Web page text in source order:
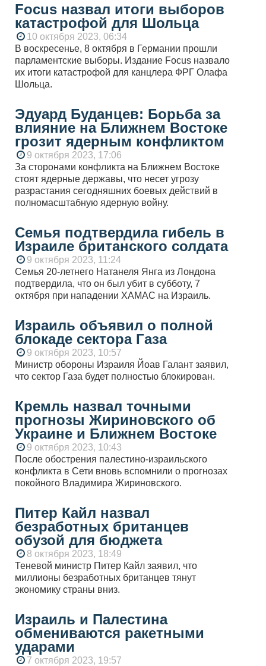
Focus назвал итоги выборов
катастрофой для Шольца
10 октября 2023, 06:34
В воскресенье, 8 октября в Германии прошли
парламентские выборы. Издание Focus назвало
их итоги катастрофой для канцлера ФРГ Олафа
Шольца.
Эдуард Буданцев: Борьба за
влияние на Ближнем Востоке
грозит ядерным конфликтом
9 октября 2023, 17:06
За сторонами конфликта на Ближнем Востоке
стоят ядерные державы, что несет угрозу
разрастания сегодняшних боевых действий в
полномасштабную ядерную войну.
Семья подтвердила гибель в
Израиле британского солдата
9 октября 2023, 11:24
Семья 20-летнего Натанеля Янга из Лондона
подтвердила, что он был убит в субботу, 7
октября при нападении ХАМАС на Израиль.
Израиль объявил о полной
блокаде сектора Газа
9 октября 2023, 10:57
Министр обороны Израиля Йоав Галант заявил,
что сектор Газа будет полностью блокирован.
Кремль назвал точными
прогнозы Жириновского об
Украине и Ближнем Востоке
9 октября 2023, 10:43
После обострения палестино-израильского
конфликта в Сети вновь вспомнили о прогнозах
покойного Владимира Жириновского.
Питер Кайл назвал
безработных британцев
обузой для бюджета
8 октября 2023, 18:49
Теневой министр Питер Кайл заявил, что
миллионы безработных британцев тянут
экономику страны вниз.
Израиль и Палестина
обмениваются ракетными
ударами
7 октября 2023, 19:57